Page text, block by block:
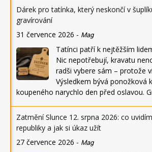
Dárek pro tatínka, který neskončí v
gravírování
31 července 2026 - Mag
Tatínci patří k nejtěžším
Nic nepotřebují, kravatu
radši vybere sám – protože
Výsledkem bývá ponožková
koupeného narychlo den před oslavou.
Zatmění Slunce 12. srpna 2026: co
republiky a jak si úkaz užít
27 července 2026 - Mag